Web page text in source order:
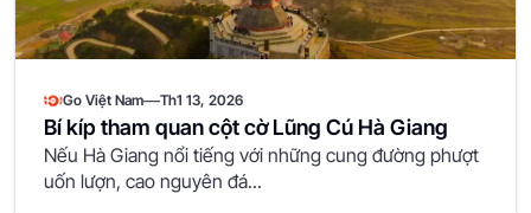
Go Việt Nam—Th1 13, 2026
Bí kíp tham quan cột cờ Lũng Cú Hà Giang
Nếu Hà Giang nổi tiếng với những cung đường phượt
uốn lượn, cao nguyên đá...